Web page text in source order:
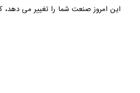
این امروز صنعت شما را تغییر می